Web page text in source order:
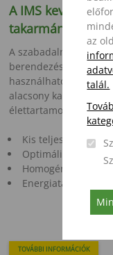
az
talál.
A IMS
A szabadalmaztatott
berendezéseknek
használható az Ön
alacsony
élettartamot garantál
Kis
Optimális
Homogén keverés
Energiatakarékos,
TOVÁBBI INFORMÁCIÓK